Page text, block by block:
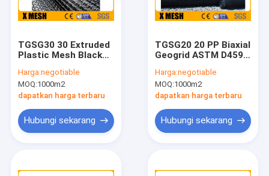
Tentang kami
Hubungi kami
Berita
TGSG30 30 Extruded
Plastic Mesh Black
Harga:negotiable
MOQ:1000m2
dapatkan harga terbaru
Hubungi sekarang
TGSG20 20 PP Biaxial
Geogrid ASTM D4595
Jalan
Harga:negotiable
MOQ:1000m2
dapatkan harga terbaru
Hubungi sekarang